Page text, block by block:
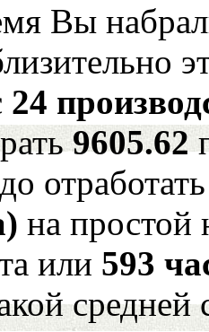
Вы
24
9605.62
отработать
на
или 593
средней